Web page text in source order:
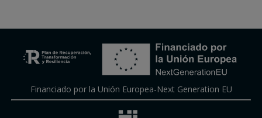
Financiado por la Unión Europea-Next Generation EU